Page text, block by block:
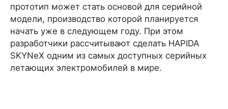
прототип может стать основой для серийной
модели, производство которой планируется
начать уже в следующем году. При этом
разработчики рассчитывают сделать HAPIDA
SKYNeX одним из самых доступных серийных
летающих электромобилей в мире.